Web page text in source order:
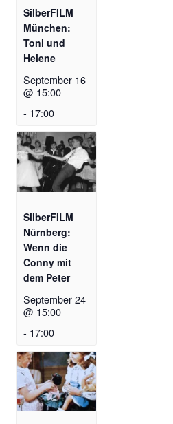
SilberFILM
München:
Toni und
Helene
September 16
@ 15:00
- 17:00
SilberFILM
Nürnberg:
Wenn die
Conny mit
dem Peter
September 24
@ 15:00
- 17:00